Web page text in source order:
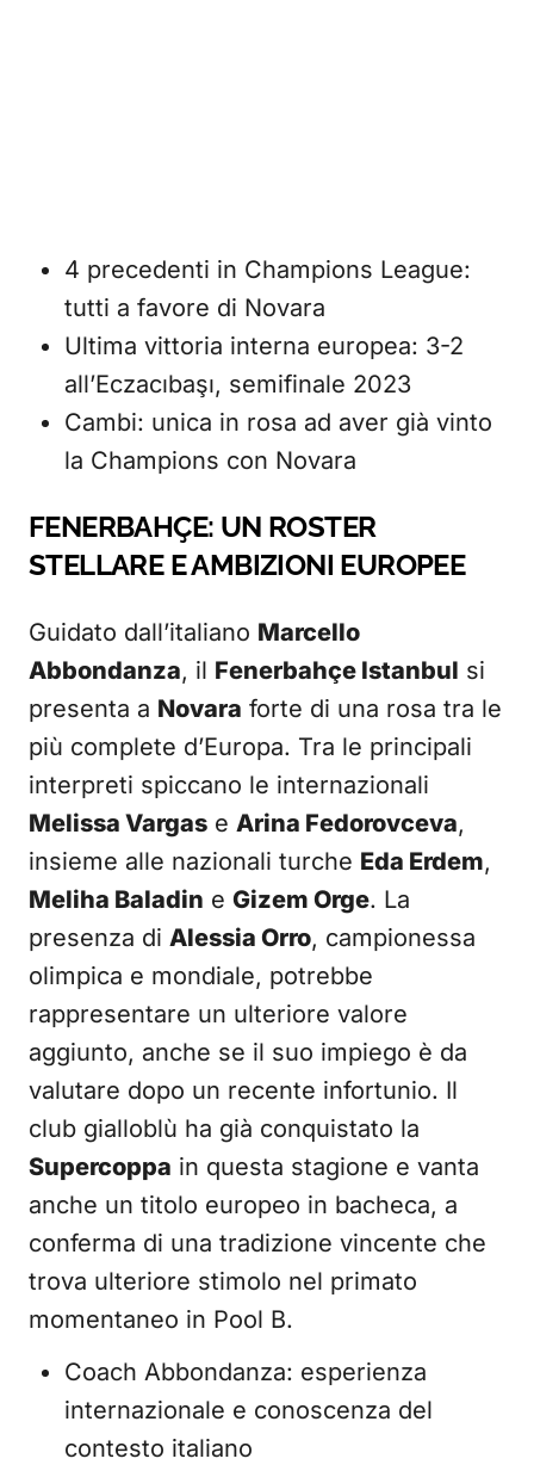
4 precedenti in Champions League:
tutti a favore di Novara
Ultima vittoria interna europea: 3-2
all’Eczacıbaşı, semifinale 2023
Cambi: unica in rosa ad aver già vinto
la Champions con Novara
FENERBAHÇE: UN ROSTER
STELLARE E AMBIZIONI EUROPEE
Guidato dall’italiano Marcello
Abbondanza, il Fenerbahçe Istanbul si
presenta a Novara forte di una rosa tra le
più complete d’Europa. Tra le principali
interpreti spiccano le internazionali
Melissa Vargas e Arina Fedorovceva,
insieme alle nazionali turche Eda Erdem,
Meliha Baladin e Gizem Orge. La
presenza di Alessia Orro, campionessa
olimpica e mondiale, potrebbe
rappresentare un ulteriore valore
aggiunto, anche se il suo impiego è da
valutare dopo un recente infortunio. Il
club gialloblù ha già conquistato la
Supercoppa in questa stagione e vanta
anche un titolo europeo in bacheca, a
conferma di una tradizione vincente che
trova ulteriore stimolo nel primato
momentaneo in Pool B.
Coach Abbondanza: esperienza
internazionale e conoscenza del
contesto italiano